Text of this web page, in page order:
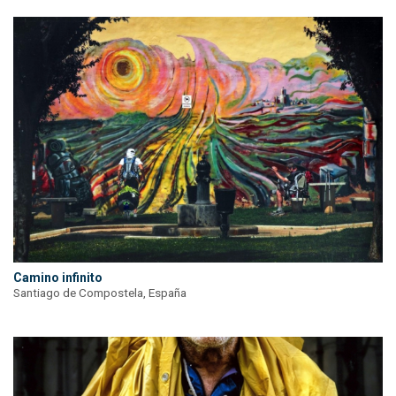
Camino infinito
Santiago de Compostela, España